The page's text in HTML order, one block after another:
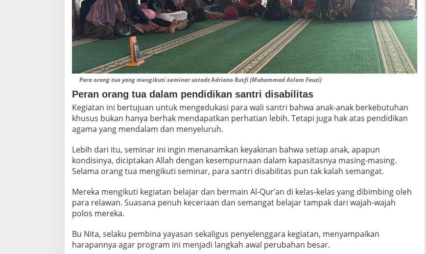
M
A
E
K
S
T
R
A
B
I
L
T
A
S
T
E
N
A
H
K
U
A
Para orang tua yang mengikuti seminar ustadz Adriano Rusfi (Muhammad Aslam Fauzi)
Peran orang tua dalam pendidikan santri disabilitas
Kegiatan ini bertujuan untuk mengedukasi para wali santri bahwa anak-anak berkebutuhan
khusus bukan hanya berhak mendapatkan perhatian lebih. Tetapi juga hak atas pendidikan
agama yang mendalam dan menyeluruh.
Lebih dari itu, seminar ini ingin menanamkan keyakinan bahwa setiap anak, apapun
kondisinya, diciptakan Allah dengan kesempurnaan dalam kapasitasnya masing-masing.
Selama orang tua mengikuti seminar, para santri disabilitas pun tak kalah semangat.
Mereka mengikuti kegiatan belajar dan bermain Al-Qur’an di kelas-kelas yang dibimbing oleh
para relawan. Suasana penuh keceriaan dan semangat belajar tampak dari wajah-wajah
polos mereka.
Bu Nita, selaku pembina yayasan sekaligus penyelenggara kegiatan, menyampaikan
harapannya agar program ini menjadi langkah awal perubahan besar.